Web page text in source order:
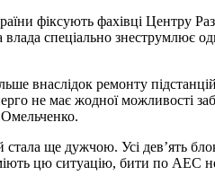
фіксують фахівці
спеціально знеструмлює
внаслідок ремонту
не має жодної можливості
стала ще дужчою. Усі дев’ять
цю ситуацію, бити по АЕС